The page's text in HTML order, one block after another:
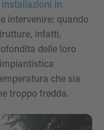
installazioni in
intervenire: quando
infatti,
delle loro
che sia
troppo fredda.